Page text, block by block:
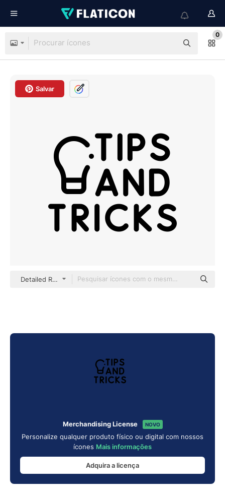
0
Salvar
Detailed Rounded Lineal
Merchandising License NOVO
Personalize qualquer produto físico ou digital com nossos
ícones Mais informações
Adquira a licença